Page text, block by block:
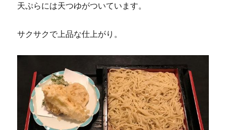
天ぷらには天つゆがついています。
サクサクで上品な仕上がり。